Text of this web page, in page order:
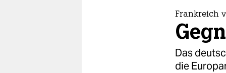
Frankreich
Das
die